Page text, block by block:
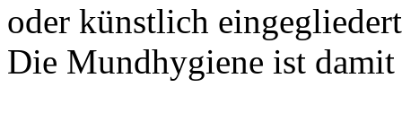
oder künstlich
Die Mundhygiene ist